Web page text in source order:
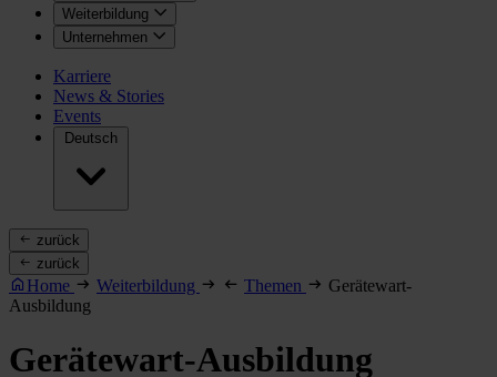
Weiterbildung
Unternehmen
Karriere
News & Stories
Events
Deutsch
zurück
zurück
Home Weiterbildung Themen
Gerätewart-
Ausbildung
Gerätewart-Ausbildung